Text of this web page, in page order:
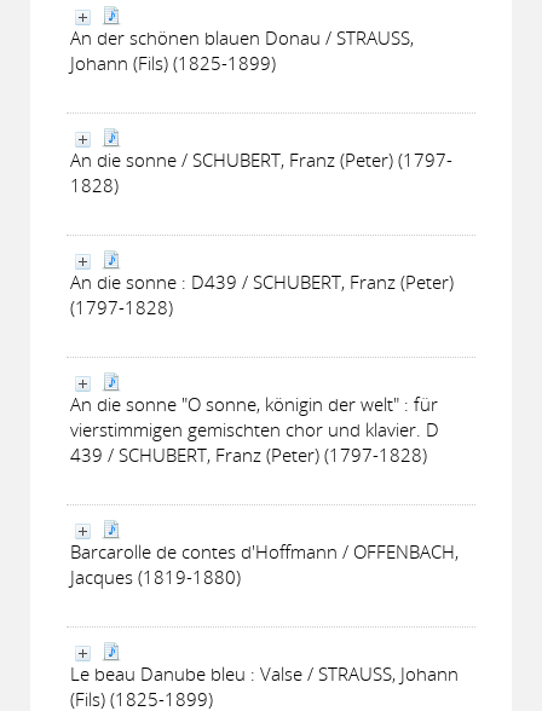
An der schönen blauen Donau / STRAUSS,
Johann (Fils) (1825-1899)
An die sonne / SCHUBERT, Franz (Peter) (1797-
1828)
An die sonne : D439 / SCHUBERT, Franz (Peter)
(1797-1828)
An die sonne "O sonne, königin der welt" : für
vierstimmigen gemischten chor und klavier. D
439 / SCHUBERT, Franz (Peter) (1797-1828)
Barcarolle de contes d'Hoffmann / OFFENBACH,
Jacques (1819-1880)
Le beau Danube bleu : Valse / STRAUSS, Johann
(Fils) (1825-1899)